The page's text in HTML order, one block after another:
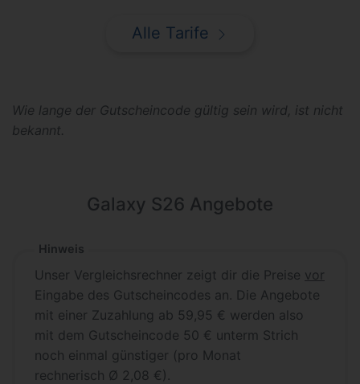
Alle Tarife
Wie lange der Gutscheincode gültig sein wird, ist nicht
bekannt.
Galaxy S26 Angebote
Hinweis
Unser Vergleichsrechner zeigt dir die Preise vor
Eingabe des Gutscheincodes an. Die Angebote
mit einer Zuzahlung ab 59,95 € werden also
mit dem Gutscheincode 50 € unterm Strich
noch einmal günstiger (pro Monat
rechnerisch Ø 2,08 €).